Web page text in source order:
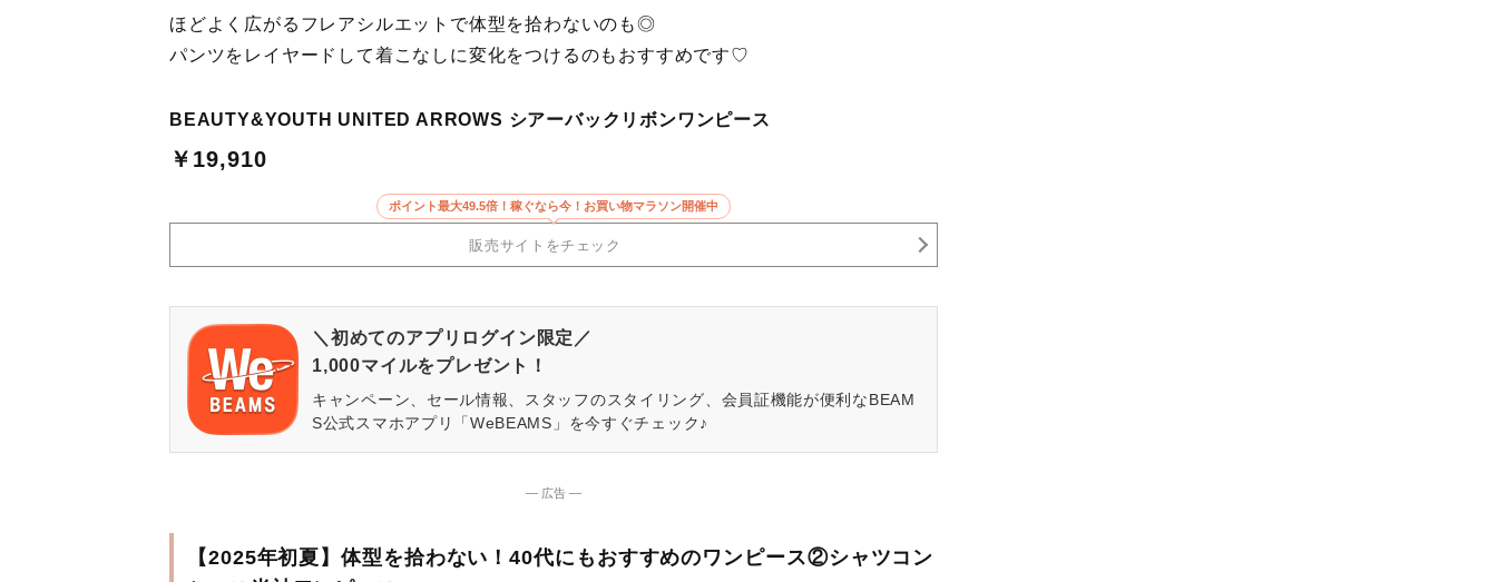
ほどよく広がるフレアシルエットで体型を拾わないのも◎
パンツをレイヤードして着こなしに変化をつけるのもおすすめです♡
BEAUTY&YOUTH UNITED ARROWS シアーバックリボンワンピース
￥19,910
ポイント最大49.5倍！稼ぐなら今！お買い物マラソン開催中
販売サイトをチェック
＼初めてのアプリログイン限定／
1,000マイルをプレゼント！
キャンペーン、セール情報、スタッフのスタイリング、会員証機能が便利なBEAM
S公式スマホアプリ「WeBEAMS」を今すぐチェック♪
― 広告 ―
【2025年初夏】体型を拾わない！40代にもおすすめのワンピース②シャツコン